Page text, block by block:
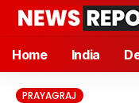
Home India
PRAYAGRAJ